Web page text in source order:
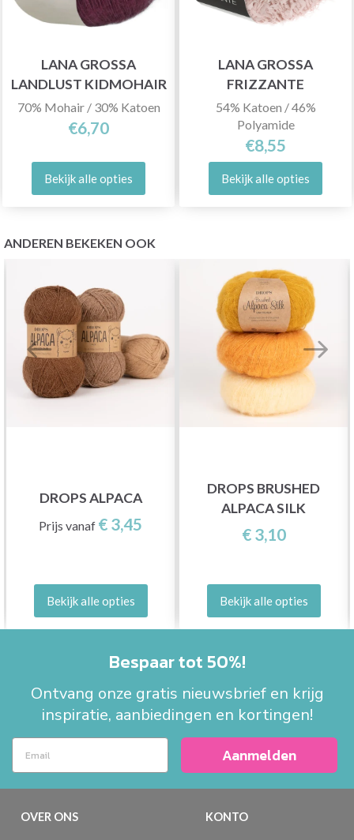
LANA GROSSA
LANDLUST KIDMOHAIR
70% Mohair / 30% Katoen
€6,70
Bekijk alle opties
LANA GROSSA
FRIZZANTE
54% Katoen / 46%
Polyamide
€8,55
Bekijk alle opties
ANDEREN BEKEKEN OOK
DROPS ALPACA
Prijs vanaf € 3,45
Bekijk alle opties
DROPS BRUSHED
ALPACA SILK
€ 3,10
Bekijk alle opties
Bespaar tot 50%!
Ontvang onze gratis nieuwsbrief en krijg
inspiratie, aanbiedingen en kortingen!
Aanmelden
OVER ONS KONTO